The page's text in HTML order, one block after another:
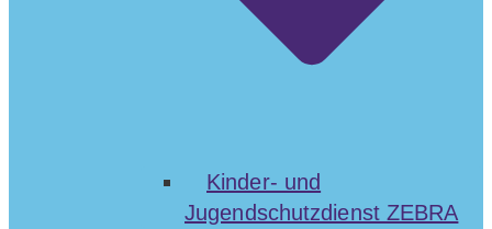
Kinder- und
Jugendschutzdienst ZEBRA